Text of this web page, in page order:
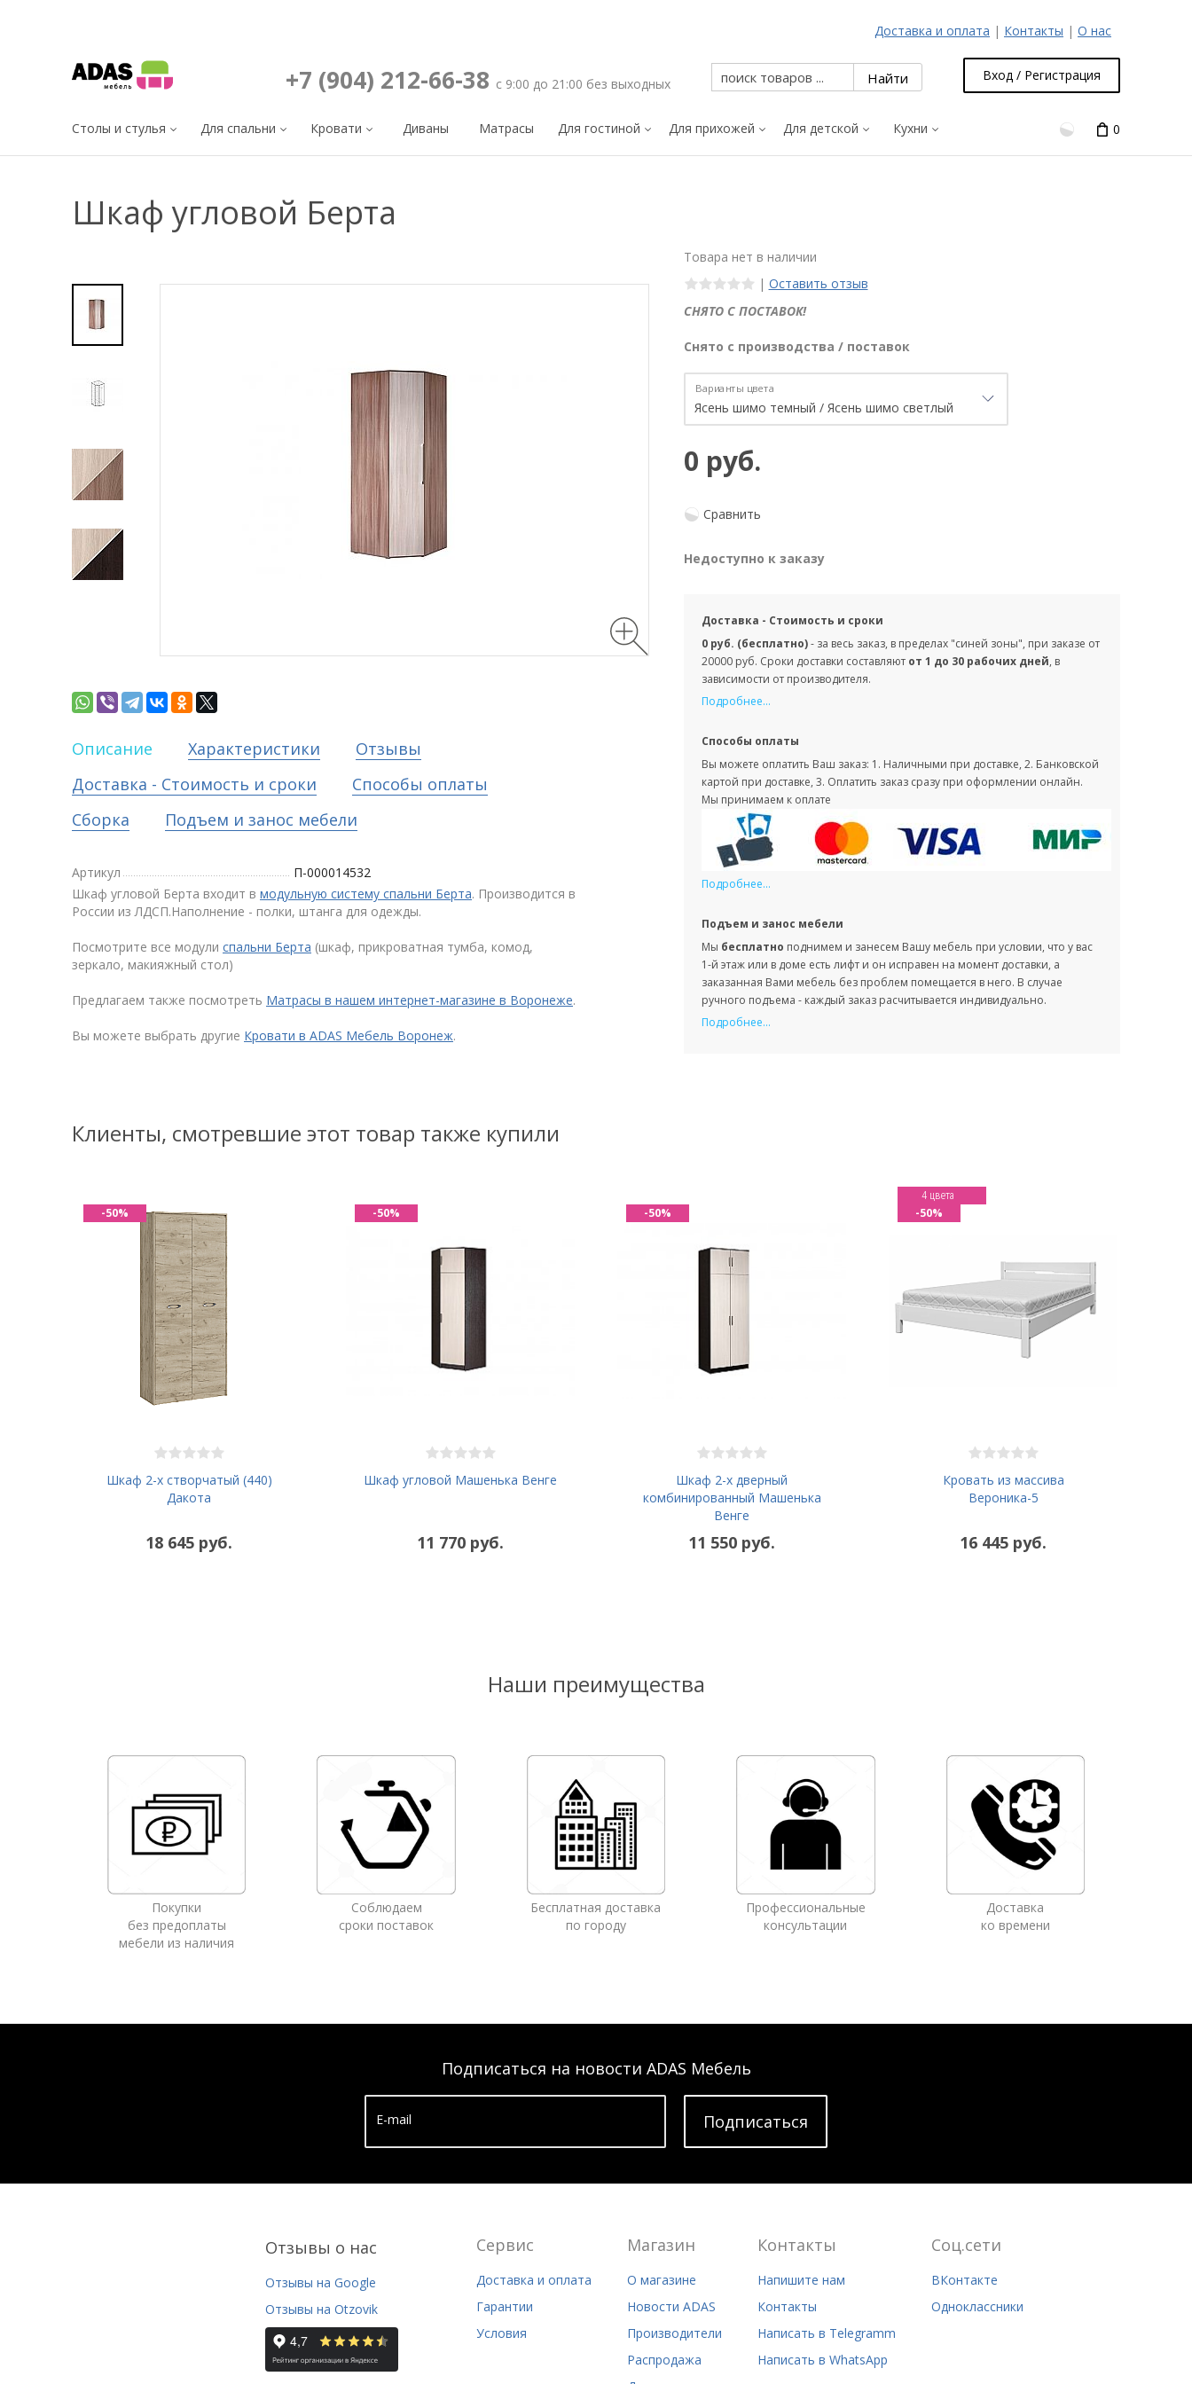
Доставка и оплата | Контакты | О нас
+7 (904) 212-66-38 с 9:00 до 21:00 без выходных
Вход / Регистрация
Столы и стулья Для спальни Кровати Диваны Матрасы Для гостиной Для прихожей Для детской Кухни 0
Шкаф угловой Берта
Товара нет в наличии
| Оставить отзыв
СНЯТО С ПОСТАВОК!
Снято с производства / поставок
Варианты цвета
0 руб.
Сравнить
Недоступно к заказу
Доставка - Стоимость и сроки
0 руб. (бесплатно)- за весь заказ, в пределах "синей зоны", при заказе от
20000 руб. Сроки доставки составляют от 1 до 30 рабочих дней, в
зависимости от производителя.
Подробнее...
Способы оплаты
Вы можете оплатить Ваш заказ: 1. Наличными при доставке, 2. Банковской
картой при доставке, 3. Оплатить заказ сразу при оформлении онлайн.
Мы принимаем к оплате
Подробнее...
Подъем и занос мебели
Мы бесплатно поднимем и занесем Вашу мебель при условии, что у вас
1-й этаж или в доме есть лифт и он исправен на момент доставки, а
заказанная Вами мебель без проблем помещается в него. В случае
ручного подъема - каждый заказ расчитывается индивидуально.
Подробнее...
Описание Характеристики
Отзывы
Доставка - Стоимость и сроки
Способы оплаты
Сборка
Подъем и занос мебели
Артикул
П-000014532
Шкаф угловой Берта входит в модульную систему спальни Берта. Производится в
России из ЛДСП.Наполнение - полки, штанга для одежды.
Посмотрите все модули спальни Берта (шкаф, прикроватная тумба, комод,
зеркало, макияжный стол)
Предлагаем также посмотреть Матрасы в нашем интернет-магазине в Воронеже.
Вы можете выбрать другие Кровати в ADAS Мебель Воронеж.
Клиенты, смотревшие этот товар также купили
Шкаф 2-х створчатый (440)
Дакота
18 645 руб.
-50%
Шкаф угловой Машенька Венге
11 770 руб.
-50%
Шкаф 2-х дверный
комбинированный Машенька
Венге
11 550 руб.
-50%
Кровать из массива
Вероника-5
4 цвета
16 445 руб.
-50%
Наши преимущества
Покупки
без предоплаты
мебели из наличия
Соблюдаем
сроки поставок
Бесплатная доставка
по городу
Профессиональные
консультации
Доставка
ко времени
Подписаться на новости ADAS Мебель
E-mail Подписатьcя
Отзывы о нас
Отзывы на Google
Отзывы на Otzovik
Сервис
Доставка и оплата
Гарантии
Условия
Магазин
О магазине
Новости ADAS
Производители
Распродажа
Контакты
Напишите нам
Контакты
Написать в Telegramm
Написать в WhatsApp
Соц.сети
ВКонтакте
Одноклассники